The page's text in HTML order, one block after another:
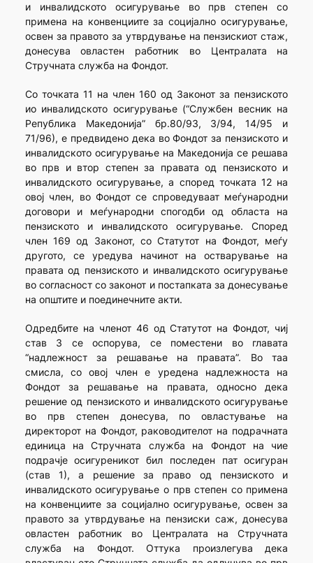
и инвалидското осигурување во прв степен со
примена на конвенциите за социјално осигурување,
освен за правото за утврдување на пензискиот стаж,
донесува овластен работник во Централата на
Стручната служба на Фондот.
Со точката 11 на член 160 од Законот за пензиското
ио инвалидското осигурување (“Службен весник на
Република Македонија” бр.80/93, 3/94, 14/95 и
71/96), е предвидено дека во Фондот за пензиското и
инвалидското осигурување на Македонија се решава
во прв и втор степен за правата од пензиското и
инвалидското осигурување, а според точката 12 на
овој член, во Фондот се спроведуваат меѓународни
договори и меѓународни спогодби од областа на
пензиското и инвалидското осигурување. Според
член 169 од Законот, со Статутот на Фондот, меѓу
другото, се уредува начинот на остварување на
правата од пензиското и инвалидското осигурување
во согласност со законот и постапката за донесување
на општите и поединечните акти.
Одредбите на членот 46 од Статутот на Фондот, чиј
став 3 се оспорува, се поместени во главата
“надлежност за решавање на правата”. Во таа
смисла, со овој член е уредена надлежноста на
Фондот за решавање на правата, односно дека
решение од пензиското и инвалидското осигурување
во прв степен донесува, по овластување на
директорот на Фондот, раководителот на подрачната
единица на Стручната служба на Фондот на чие
подрачје осигуреникот бил последен пат осигуран
(став 1), а решение за право од пензиското и
инвалидското осигурување о прв степен со примена
на конвенциите за социјално осигурување, освен за
правото за утврдување на пензиски саж, донесува
овластен работник во Централата на Стручната
служба на Фондот. Оттука произлегува дека